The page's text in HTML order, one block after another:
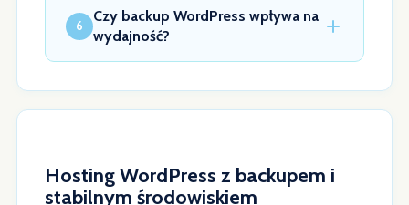
6
Czy backup WordPress wpływa na
wydajność?
Hosting WordPress z backupem i
stabilnym środowiskiem